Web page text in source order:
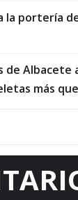
portería
de Albacete
más